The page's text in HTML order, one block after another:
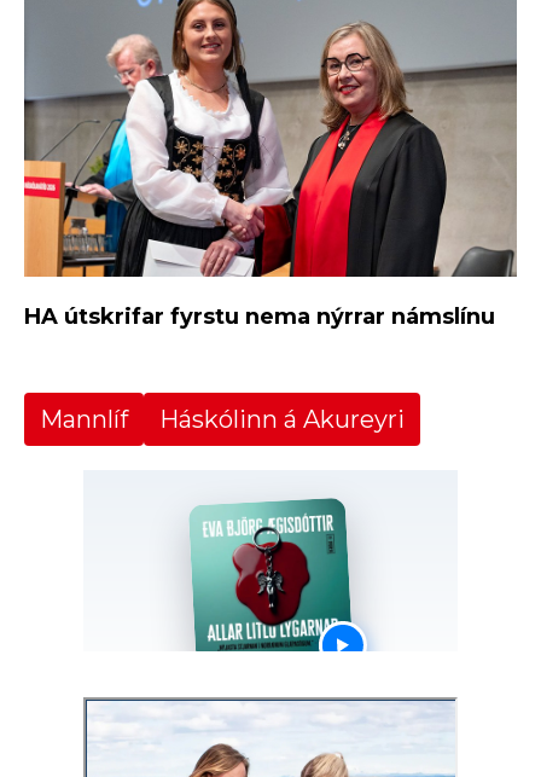
HA útskrifar fyrstu nema nýrrar námslínu
Mannlíf Háskólinn á Akureyri